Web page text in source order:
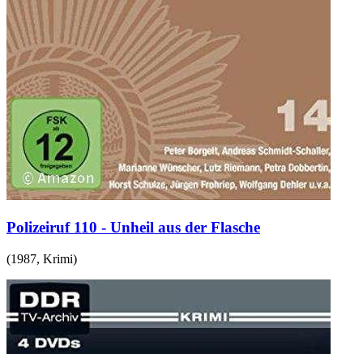
Polizeiruf 110 - Unheil aus der Flasche
(1987, Krimi)